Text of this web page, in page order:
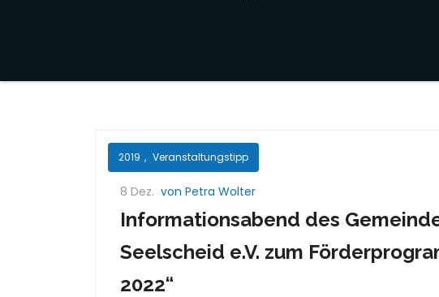
2019 , Veranstaltungstipp
8 Dez. von Petra Wolter
Informationsabend des
Seelscheid e.V. zum
2022“